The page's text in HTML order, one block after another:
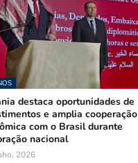
destaca oportunidades de
e amplia cooperação
com o Brasil durante
nacional
2026